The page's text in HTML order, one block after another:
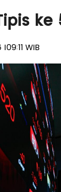
ke
WIB